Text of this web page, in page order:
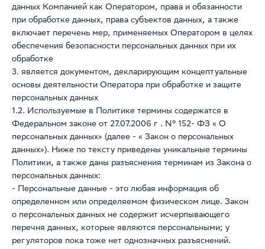
данных Компанией как Оператором, права и обязанности
при обработке данных, права субъектов данных, а также
включает перечень мер, применяемых Оператором в целях
обеспечения безопасности персональных данных при их
обработке
3. является документом, декларирующим концептуальные
основы деятельности Оператора при обработке и защите
персональных данных
1.2. Используемые в Политике термины содержатся в
Федеральном законе от 27.07.2006 г . Nº 152- ФЗ « О
персональных данных» (далее - « Закон о персональных
данных»). Ниже по тексту приведены уникальные термины
Политики, а также даны разъяснения терминам из Закона о
персональных данных:
- Персональные данные - это любая информация об
определенном или определяемом физическом лице. Закон
о персональных данных не содержит исчерпывающего
перечня данных, которые являются персональными; у
регуляторов пока тоже нет однозначных разъяснений.